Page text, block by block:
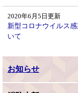
2020年6月5日更新
新型コロナウイルス
いて
お知らせ